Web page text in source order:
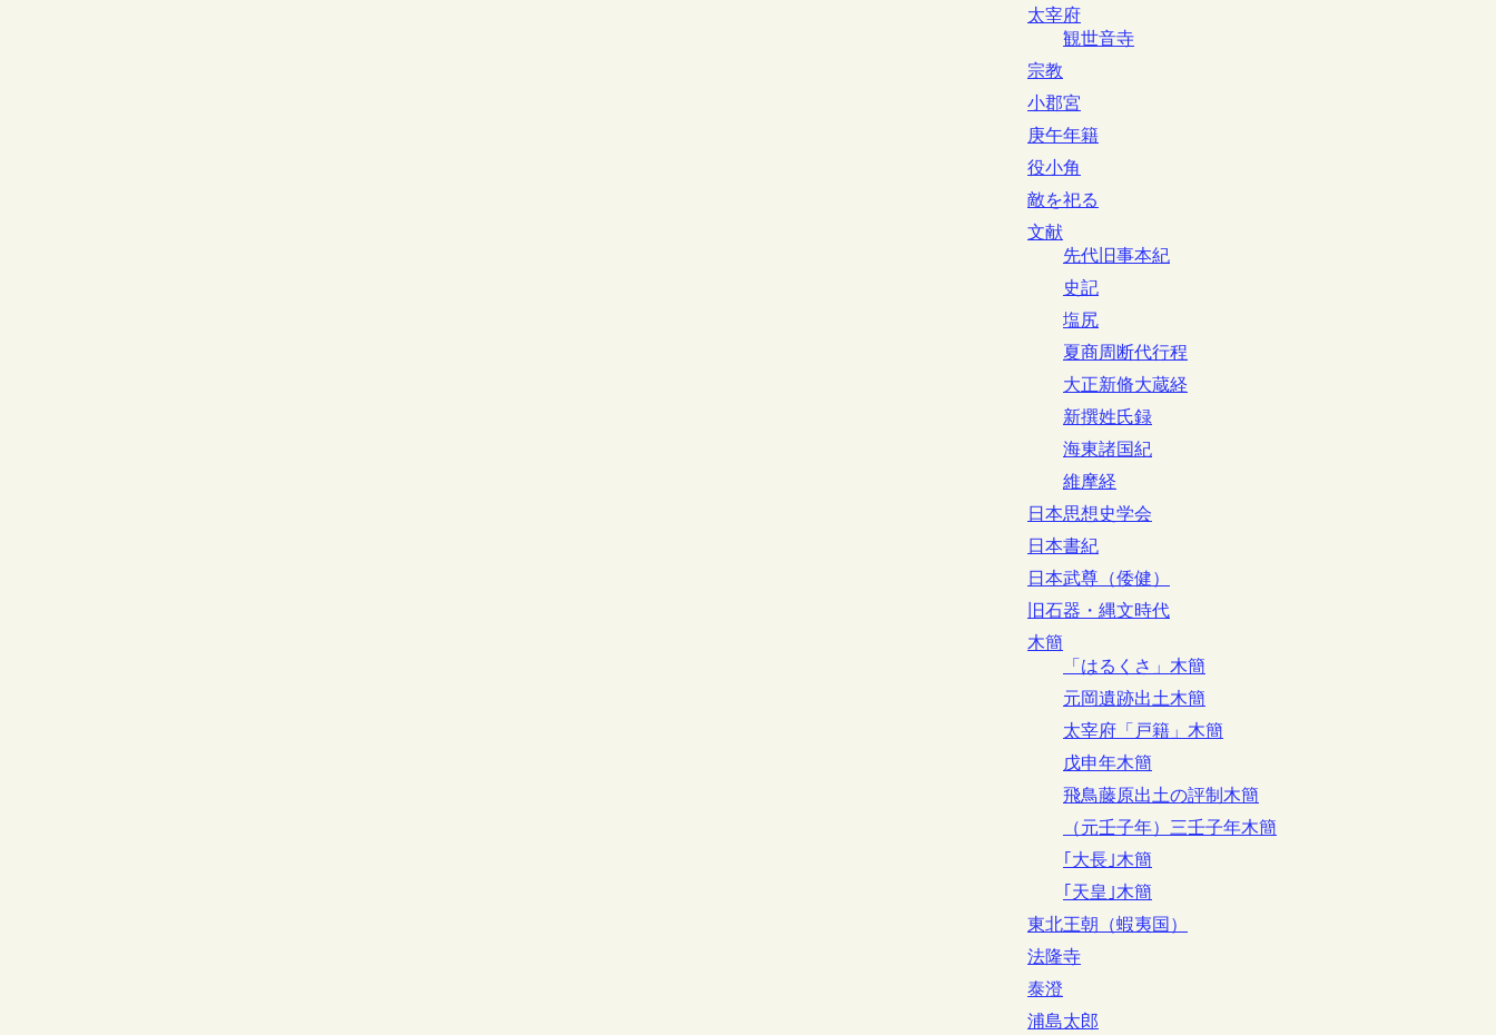
太宰府
観世音寺
宗教
小郡宮
庚午年籍
役小角
敵を祀る
文献
先代旧事本紀
史記
塩尻
夏商周断代行程
大正新脩大蔵経
新撰姓氏録
海東諸国紀
維摩経
日本思想史学会
日本書紀
日本武尊（倭健）
旧石器・縄文時代
木簡
「はるくさ」木簡
元岡遺跡出土木簡
太宰府「戸籍」木簡
戊申年木簡
飛鳥藤原出土の評制木簡
（元壬子年）三壬子年木簡
｢大長｣木簡
｢天皇｣木簡
東北王朝（蝦夷国）
法隆寺
泰澄
浦島太郎